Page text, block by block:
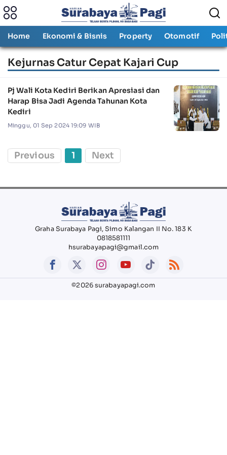
Home Ekonomi & Bisnis Property Otomotif
Kejurnas Catur Cepat Kajari Cup
Pj Wali Kota Kediri Berikan Apresiasi dan
Harap Bisa Jadi Agenda Tahunan Kota
Kediri
Minggu, 01 Sep 2024 19:09 WIB
Previous 1 Next
Graha Surabaya Pagi, Simo Kalangan II No. 183 K
0818581111
hsurabayapagi@gmail.com
©2026 surabayapagi.com